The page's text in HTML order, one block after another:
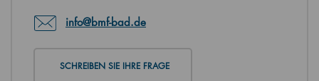
info@bmf-bad.de
SCHREIBEN SIE IHRE FRAGE